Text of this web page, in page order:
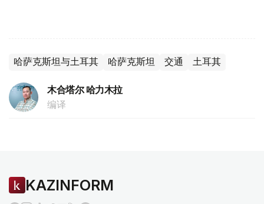
哈萨克斯坦与土耳其 哈萨克斯坦 交通 土耳其
木合塔尔 哈力木拉
编译
KAZINFORM